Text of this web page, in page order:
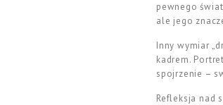
pewnego
ale jego
Inny wymiar
kadrem.
spojrzenie –
Refleksja nad